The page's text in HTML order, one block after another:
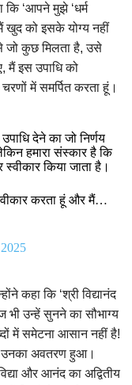
कि ‘आपने मुझे ‘धर्म
खुद को इसके योग्य नहीं
जो कुछ मिलता है, उसे
मैं इस उपाधि को
में समर्पित करता हूं।
देने का जो निर्णय
हमारा संस्कार है कि
किया जाता है।
करता हूं और मैं…
कहा कि ‘श्री विद्यानंद
उन्हें सुनने का सौभाग्य
में समेटना आसान नहीं है!
उनका अवतरण हुआ।
और आनंद का अद्वितीय